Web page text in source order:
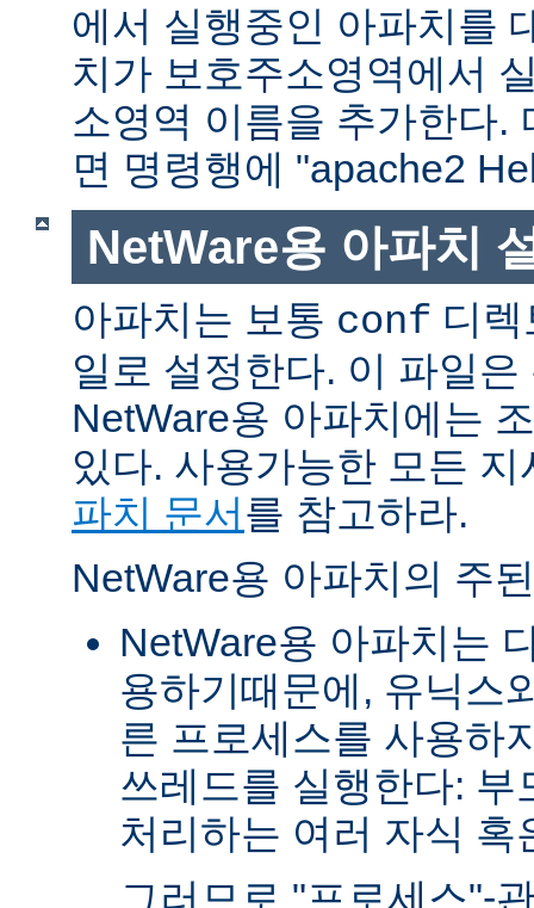
에서 실행중인 아파치를
치가 보호주소영역에서
소영역 이름을 추가한다.
면 명령행에 "apache2
NetWare용 아파치
아파치는 보통 conf 디
일로 설정한다. 이 파일
NetWare용 아파치에는
있다. 사용가능한 모든
파치 문서를 참고하라.
NetWare용 아파치의 주
NetWare용 아파치는
용하기때문에, 유닉스
른 프로세스를 사용하
쓰레드를 실행한다: 부
처리하는 여러 자식 혹
그러므로 "프로세스"-